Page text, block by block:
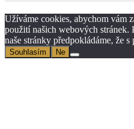
Užíváme cookies, abychom vám
použití našich webových stránek.
naše stránky předpokládáme, že
Souhlasím Ne